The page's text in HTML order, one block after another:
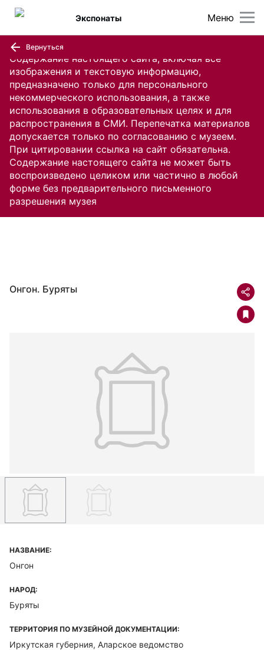
Содержание настоящего сайта, включая все
изображения и текстовую информацию,
предназначено только для персонального
некоммерческого использования, а также
использования в образовательных целях и для
распространения в СМИ. Перепечатка материалов
допускается только по согласованию с музеем.
При цитировании ссылка на сайт обязательна.
Содержание настоящего сайта не может быть
воспроизведено целиком или частично в любой
форме без предварительного письменного
разрешения музея
Меню
Экспонаты
Вернуться
Онгон. Буряты
НАЗВАНИЕ:
Онгон
НАРОД:
Буряты
ТЕРРИТОРИЯ ПО МУЗЕЙНОЙ ДОКУМЕНТАЦИИ:
Иркутская губерния, Аларское ведомство